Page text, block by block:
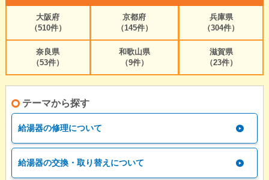
大阪府
（510件）
京都府
（145件）
兵庫県
（304件）
奈良県
（53件）
和歌山県
（9件）
滋賀県
（23件）
テーマから探す
給湯器の修理について
給湯器の交換・取り替えについて